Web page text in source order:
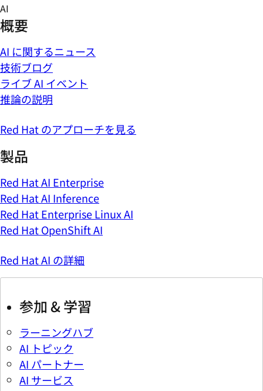
Skip
to
content
AI
概要
AI に関するニュース
技術ブログ
ライブ AI イベント
推論の説明
Red Hat のアプローチを見る
製品
Red Hat AI Enterprise
Red Hat AI Inference
Red Hat Enterprise Linux AI
Red Hat OpenShift AI
Red Hat AI の詳細
参加 & 学習
ラーニングハブ
AI トピック
AI パートナー
AI サービス